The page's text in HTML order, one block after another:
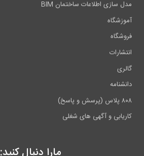
مدل سازی اطلاعات ساختمان BIM
آموزشگاه
فروشگاه
انتشارات
گالری
دانشنامه
۸۰۸ پلاس (پرسش و پاسخ)
کاریابی و آگهی های شغلی